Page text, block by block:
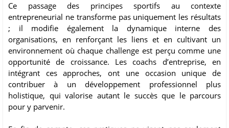
Ce passage des principes sportifs au contexte
entrepreneurial ne transforme pas uniquement les résultats
; il modifie également la dynamique interne des
organisations, en renforçant les liens et en cultivant un
environnement où chaque challenge est perçu comme une
opportunité de croissance. Les coachs d’entreprise, en
intégrant ces approches, ont une occasion unique de
contribuer à un développement professionnel plus
holistique, qui valorise autant le succès que le parcours
pour y parvenir.